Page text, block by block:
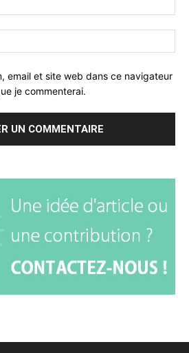
email et site web dans ce navigateur
je commenterai.